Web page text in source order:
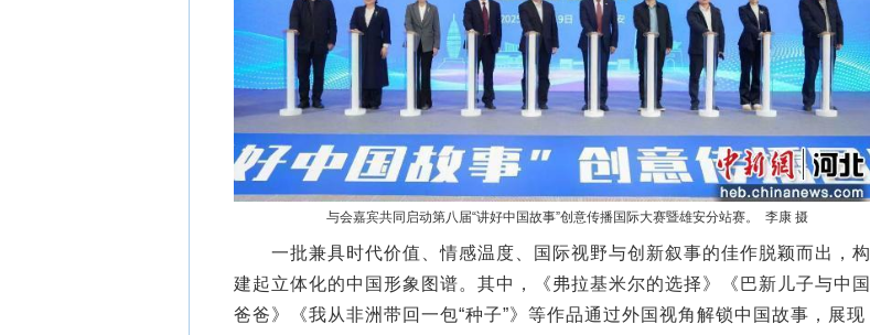
与会嘉宾共同启动第八届“讲好中国故事”创意传播国际大赛暨雄安分站赛。 李康 摄
一批兼具时代价值、情感温度、国际视野与创新叙事的佳作脱颖而出，构
建起立体化的中国形象图谱。其中，《弗拉基米尔的选择》《巴新儿子与中国
爸爸》《我从非洲带回一包“种子”》等作品通过外国视角解锁中国故事，展现